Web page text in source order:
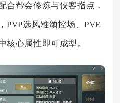
合帮会修炼与侠客指点，
PVP选风雅颂控场、PVE
核心属性即可成型。